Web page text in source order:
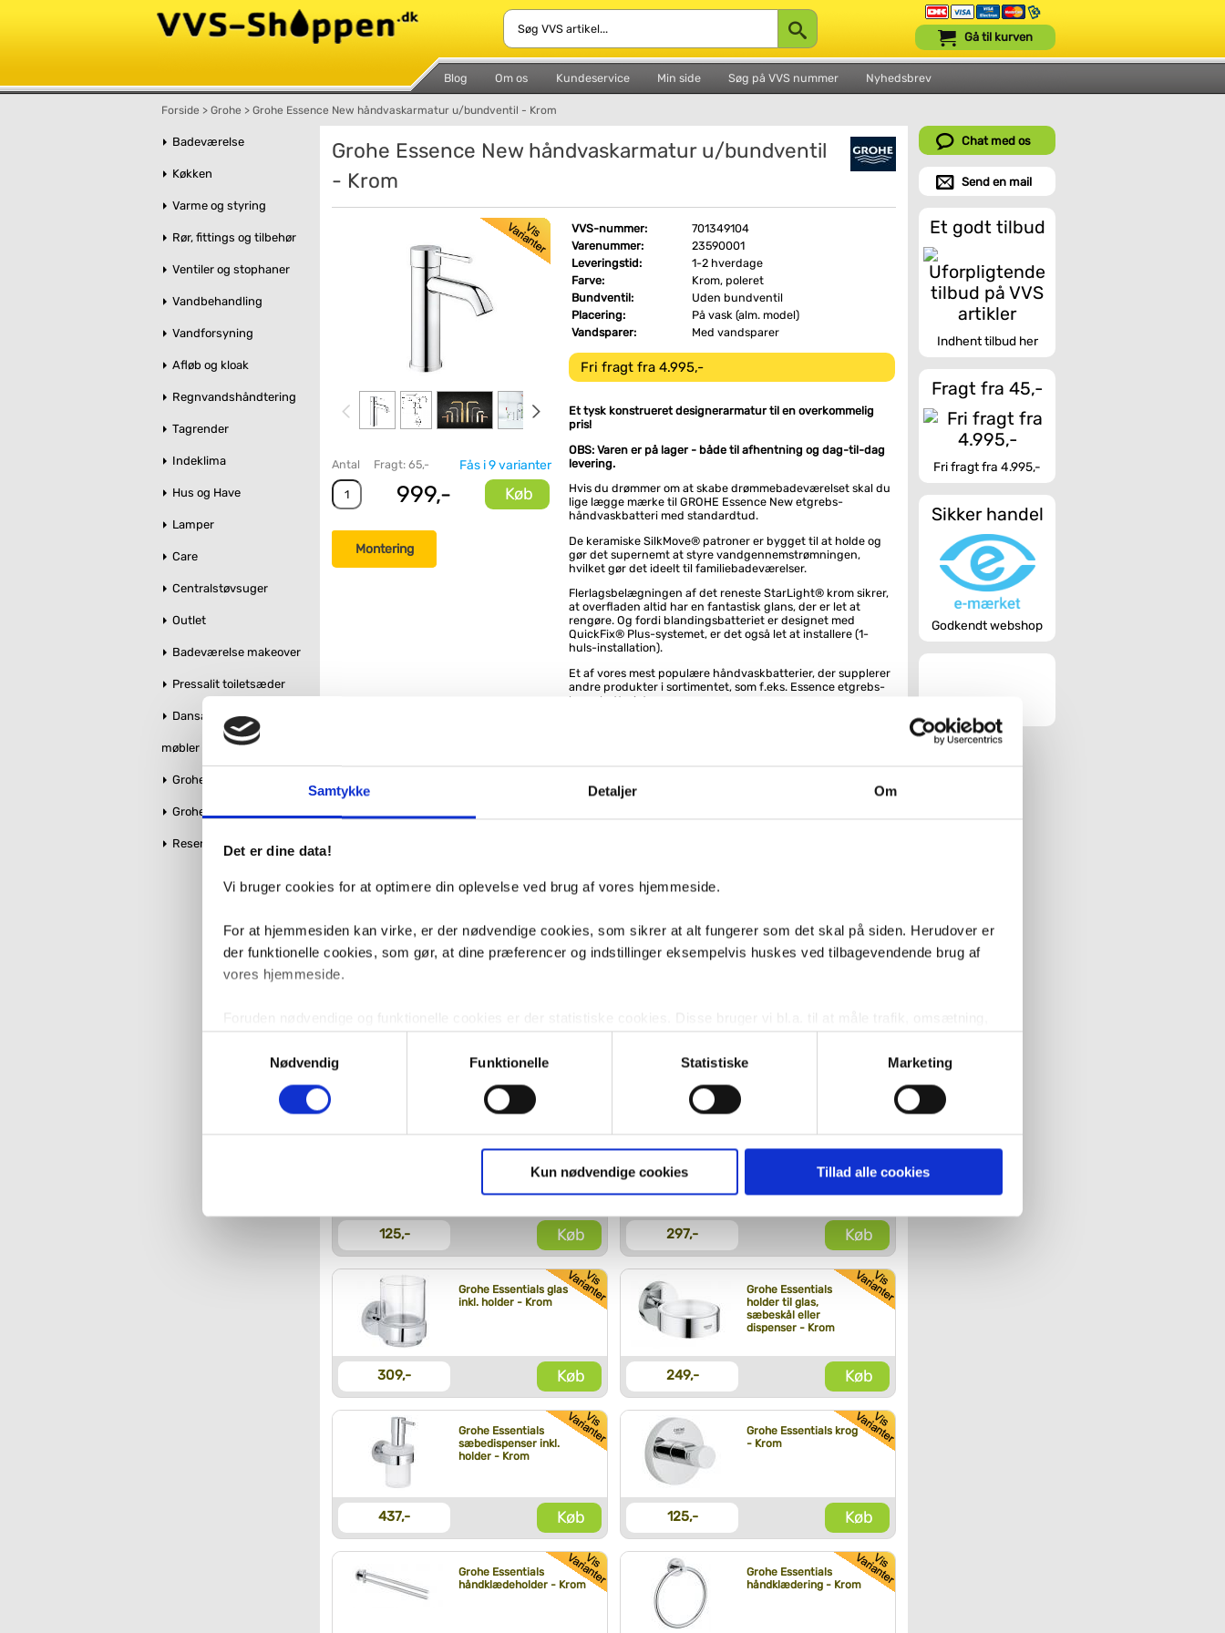
Samtykke Detaljer Om
Det er dine data!
Vi bruger cookies for at optimere din oplevelse ved brug af vores hjemmeside.
For at hjemmesiden kan virke, er der nødvendige cookies, som sikrer at alt fungerer som det skal på siden. Herudover er
der funktionelle cookies, som gør, at dine præferencer og indstillinger eksempelvis huskes ved tilbagevendende brug af
vores hjemmeside.
Foruden nødvendige og funktionelle cookies er der statistiske cookies. Disse bruger vi bl.a. til at måle trafik, omsætning,
med henblik på annonceindhold, som giver mening for den enkelte af vores kunder.
VVS-Shoppen.dk bruger både egne cookies og tredjeparts cookies. Ved at klikke 'Vis detaljer' nedenfor kan du se hvilke
Hvis du accepterer alle cookies, så giver du samtykke til de ovenfor nævnte formål med de pågældende cookies. Du har
imidlertid også mulighed for at vælge bestemte cookie-typer til og fra nedenfor. Til enhver tid er det ligeledes muligt, at
ændre i dit samtykke, hvis du måtte ønske det.
Du kan se mere om, hvordan vi behandler dine personoplysninger, ved at klikkeher.
Nødvendig
Funktionelle Statistiske Marketing
Kun nødvendige cookies Tillad alle cookies
Blog Om os Kundeservice Min side Søg på VVS nummer Nyhedsbrev
Gå til kurven
Forside > Grohe > Grohe Essence New håndvaskarmatur u/bundventil - Krom
Badeværelse
Køkken
Varme og styring
Rør, fittings og tilbehør
Ventiler og stophaner
Vandbehandling
Vandforsyning
Afløb og kloak
Regnvandshåndtering
Tagrender
Indeklima
Hus og Have
Lamper
Care
Centralstøvsuger
Outlet
Badeværelse makeover
Pressalit toiletsæder
Dansani bruseglas &
møbler
Grohe Essence
Grohe QuickFix
Reservedele
Grohe Essence New håndvaskarmatur u/bundventil
- Krom
Fås i 9 varianter
Antal Fragt: 65,-
999,- Køb
Montering
VVS-nummer:
701349104
Varenummer:
23590001
Leveringstid:
1-2 hverdage
Farve:
Krom, poleret
Bundventil:
Uden bundventil
Placering:
På vask (alm. model)
Vandsparer:
Med vandsparer
Fri fragt fra 4.995,-
Et tysk konstrueret designerarmatur til en overkommelig
pris!
OBS: Varen er på lager - både til afhentning og dag-til-dag
levering.
Hvis du drømmer om at skabe drømmebadeværelset skal du
lige lægge mærke til GROHE Essence New etgrebs-
håndvaskbatteri med standardtud.
De keramiske SilkMove® patroner er bygget til at holde og
gør det supernemt at styre vandgennemstrømningen,
hvilket gør det ideelt til familiebadeværelser.
Flerlagsbelægningen af det reneste StarLight® krom sikrer,
at overfladen altid har en fantastisk glans, der er let at
rengøre. Og fordi blandingsbatteriet er designet med
QuickFix® Plus-systemet, er det også let at installere (1-
huls-installation).
Et af vores mest populære håndvaskbatterier, der supplerer
andre produkter i sortimentet, som f.eks. Essence etgrebs-
brusebatteriet.
Metalgreb
Med temperaturbegrænser
GROHE EcoJoy® mousseur 5,7 l/min
For passende bundventil - se relaterede produkter
Relaterede produkter
Krom
319,-
Grohe Grohclean 500 ml
125,- Køb
Grohe Essentials
297,- Køb
Grohe Essentials glas
inkl. holder - Krom
309,- Køb
Grohe Essentials
holder til glas,
sæbeskål eller
dispenser - Krom
249,- Køb
Grohe Essentials
sæbedispenser inkl.
holder - Krom
437,- Køb
Grohe Essentials krog
- Krom
125,- Køb
Grohe Essentials
håndklædeholder - Krom
Grohe Essentials
håndklædering - Krom
Chat med os
Send en mail
Et godt tilbud
Indhent tilbud her
Fragt fra 45,-
Fri fragt fra 4.995,-
Sikker handel
Godkendt webshop